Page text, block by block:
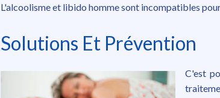
L'alcoolisme et libido homme sont incompatibles
Solutions Et Prévention
C'est